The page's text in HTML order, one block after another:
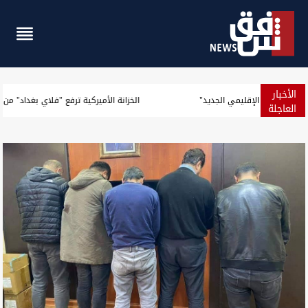
الأخبار
العاجلة توصية باكستانية لتعزيز العلاقة مع العراق إثر "دوره الإقليمي الجديد"